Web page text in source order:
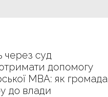
через суд
допомогу
МВА: як громада
до влади